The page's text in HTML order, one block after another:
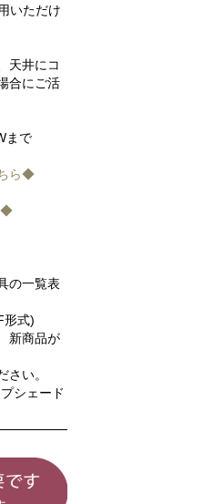
いただけ
天井にコ
合にご活
まで
ら◆
◆
の一覧表
形式)
新商品が
さい。
シェード